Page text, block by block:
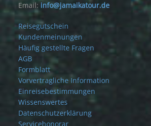
Email: info@jamaikatour.de
Reisegutschein
Kundenmeinungen
Häufig gestellte Fragen
AGB
Formblatt
Vorvertragliche Information
Einreisebestimmungen
Wissenswertes
Datenschutzerklärung
Servicehonorar